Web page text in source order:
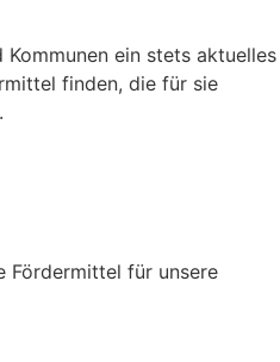
ein stets aktuelles
finden, die für sie
Fördermittel für unsere